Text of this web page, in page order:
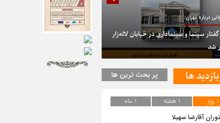
درباره تهران:
سینما و سینماداری در خیابان لاله‌زار
شد
ها پر بحث ترین ها
1 روز 1 هفته
1 ماه
آقارضا سهیلا